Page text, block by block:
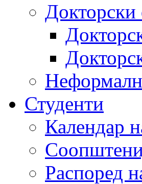
Докторски
Студенти
Календар
Распоред